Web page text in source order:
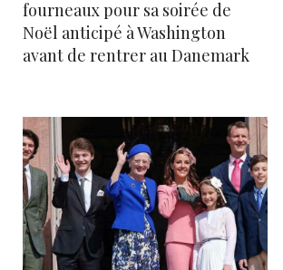
fourneaux pour sa soirée de
Noël anticipé à Washington
avant de rentrer au Danemark